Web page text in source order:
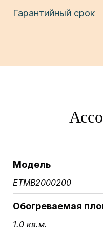
Гарантийный срок
Модель
ETMB2000200
Обогреваемая
1.0 кв.м.